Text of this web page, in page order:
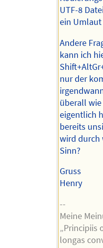
UTF-8
ein Umlaut
Andere
kann ich
nur der
überall
eigentlich
bereits
wird durch
Sinn?
Gruss
Henry
--
Meine
„Principiis
longas